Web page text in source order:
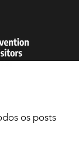
os posts